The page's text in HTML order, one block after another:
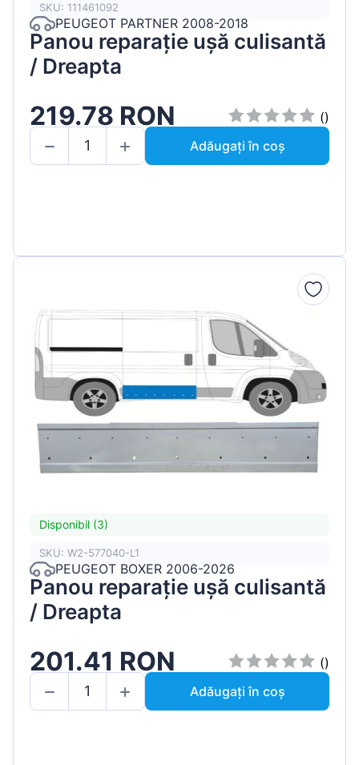
SKU: 111461092
PEUGEOT PARTNER 2008-2018
Panou reparație ușă culisantă
/ Dreapta
219.78 RON
()
Adăugați în coș
Disponibil (3)
SKU: W2-577040-L1
PEUGEOT BOXER 2006-2026
Panou reparație ușă culisantă
/ Dreapta
201.41 RON
()
Adăugați în coș